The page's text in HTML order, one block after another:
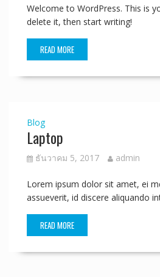
Welcome to WordPress. This is
delete it, then start writing!
READ MORE
Blog
Laptop
ธันวาคม 5, 2017 admin
Lorem ipsum dolor sit amet, ei
assueverit, id discere aliquando
READ MORE